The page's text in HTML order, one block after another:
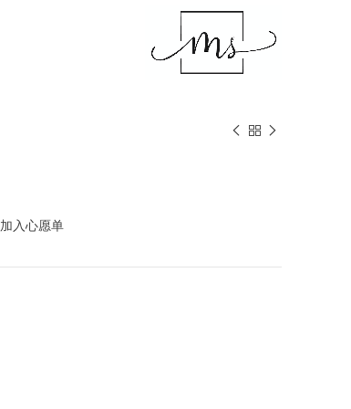
加入心愿单